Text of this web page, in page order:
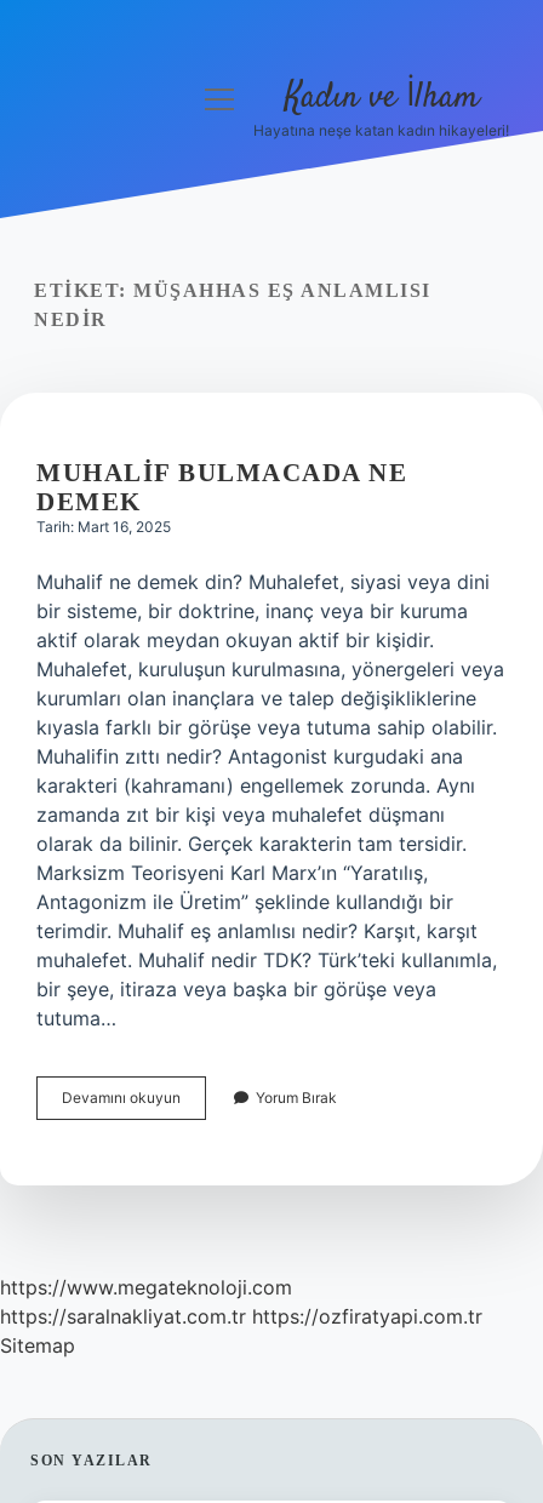
Yasal Uyarı
menüyü
Kadın ve İlham
Hayatına neşe katan kadın hikayeleri!
ETIKET: MÜŞAHHAS EŞ ANLAMLISI
NEDIR
MUHALIF BULMACADA NE
DEMEK
Tarih: Mart 16, 2025
Muhalif ne demek din? Muhalefet, siyasi veya dini
bir sisteme, bir doktrine, inanç veya bir kuruma
aktif olarak meydan okuyan aktif bir kişidir.
Muhalefet, kuruluşun kurulmasına, yönergeleri veya
kurumları olan inançlara ve talep değişikliklerine
kıyasla farklı bir görüşe veya tutuma sahip olabilir.
Muhalifin zıttı nedir? Antagonist kurgudaki ana
karakteri (kahramanı) engellemek zorunda. Aynı
zamanda zıt bir kişi veya muhalefet düşmanı
olarak da bilinir. Gerçek karakterin tam tersidir.
Marksizm Teorisyeni Karl Marx’ın “Yaratılış,
Antagonizm ile Üretim” şeklinde kullandığı bir
terimdir. Muhalif eş anlamlısı nedir? Karşıt, karşıt
muhalefet. Muhalif nedir TDK? Türk’teki kullanımla,
bir şeye, itiraza veya başka bir görüşe veya
tutuma…
Devamını okuyun
Bulmacada
Yorum Bırak
https://www.megateknoloji.com
https://saralnakliyat.com.tr https://ozfiratyapi.com.tr
Sitemap
SIDEBAR
SON YAZILAR